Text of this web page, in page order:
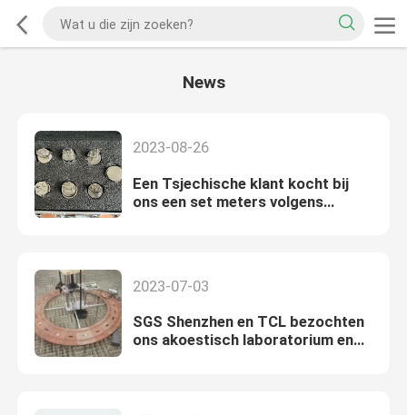
News
2023-08-26
Een Tsjechische klant kocht bij
ons een set meters volgens
2023-07-03
SGS Shenzhen en TCL bezochten
ons akoestisch laboratorium en